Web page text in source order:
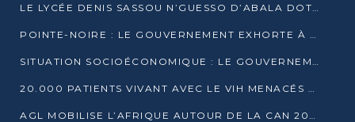
LE LYCÉE DENIS SASSOU N’GUESSO D’ABALA DOTÉ D’UNE SALLE MULTIMÉDIA
POINTE-NOIRE : LE GOUVERNEMENT EXHORTE À UN USAGE RESPONSABLE DU NOUVEAU MATÉRIEL MUNICIPAL
SITUATION SOCIOÉCONOMIQUE : LE GOUVERNEMENT INTERPELLÉ DEVANT LE SÉNAT
20.000 PATIENTS VIVANT AVEC LE VIH MENACÉS D’ARRÊT DE TRAITEMENT
AGL MOBILISE L’AFRIQUE AUTOUR DE LA CAN 2025